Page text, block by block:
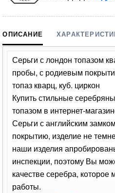
ОПИСАНИЕ
Серьги с лондон топазом
пробы, с родиевым
топаз кварц, куб. циркон
Купить стильные
топазом в интернет-
Серьги с английским
покрытию, изделие не
наши изделия
инспекции, поэтому Вы
качестве серебра,
работы.